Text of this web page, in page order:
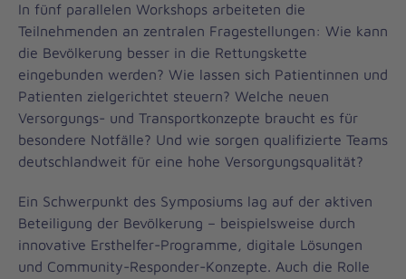
In fünf parallelen Workshops arbeiteten die
Teilnehmenden an zentralen Fragestellungen: Wie kann
die Bevölkerung besser in die Rettungskette
eingebunden werden? Wie lassen sich Patientinnen und
Patienten zielgerichtet steuern? Welche neuen
Versorgungs- und Transportkonzepte braucht es für
besondere Notfälle? Und wie sorgen qualifizierte Teams
deutschlandweit für eine hohe Versorgungsqualität?
Ein Schwerpunkt des Symposiums lag auf der aktiven
Beteiligung der Bevölkerung – beispielsweise durch
innovative Ersthelfer-Programme, digitale Lösungen
und Community-Responder-Konzepte. Auch die Rolle